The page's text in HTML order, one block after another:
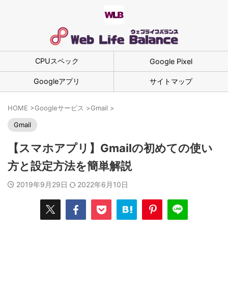
CPUスペック Google Pixel
Googleアプリ サイトマップ
HOME >Googleサービス >Gmail >
Gmail
【スマホアプリ】Gmailの初めての使い
方と設定方法を簡単解説
2019年9月29日 2022年6月10日